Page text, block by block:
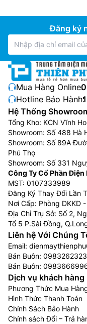
Đăng ký
Mua Hàng Online:
Hotline Bảo Hành:
Hệ Thống
Tổng Kho: KCN Vĩnh
Showroom: Số 488 Hà
Showroom: Số 89A
Phú Thọ
Showroom: Số 331
Công Ty Cổ Phần Điện
MST: 0107333989
Đăng Ký Thay Đổi Lần
Nơi Cấp: Phòng DKKD
Địa Chỉ Trụ Sở: Số 2,
Tổ 5 P.Sài Đồng,
Liên hệ Với Chúng
Email:
Bán Buôn: 0983262323
Bán Buôn:
Dịch vụ khách hàng
Phương Thức Mua
Hình Thức Thanh Toán
Chính Sách Bảo Hành
Chính sách Đổi – Trả